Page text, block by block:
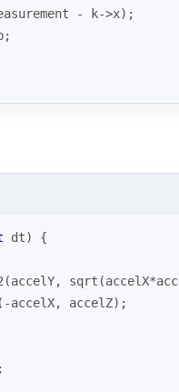
- k->x);
dt)
{
(accelY, sqrt
(-accelX, accelZ);